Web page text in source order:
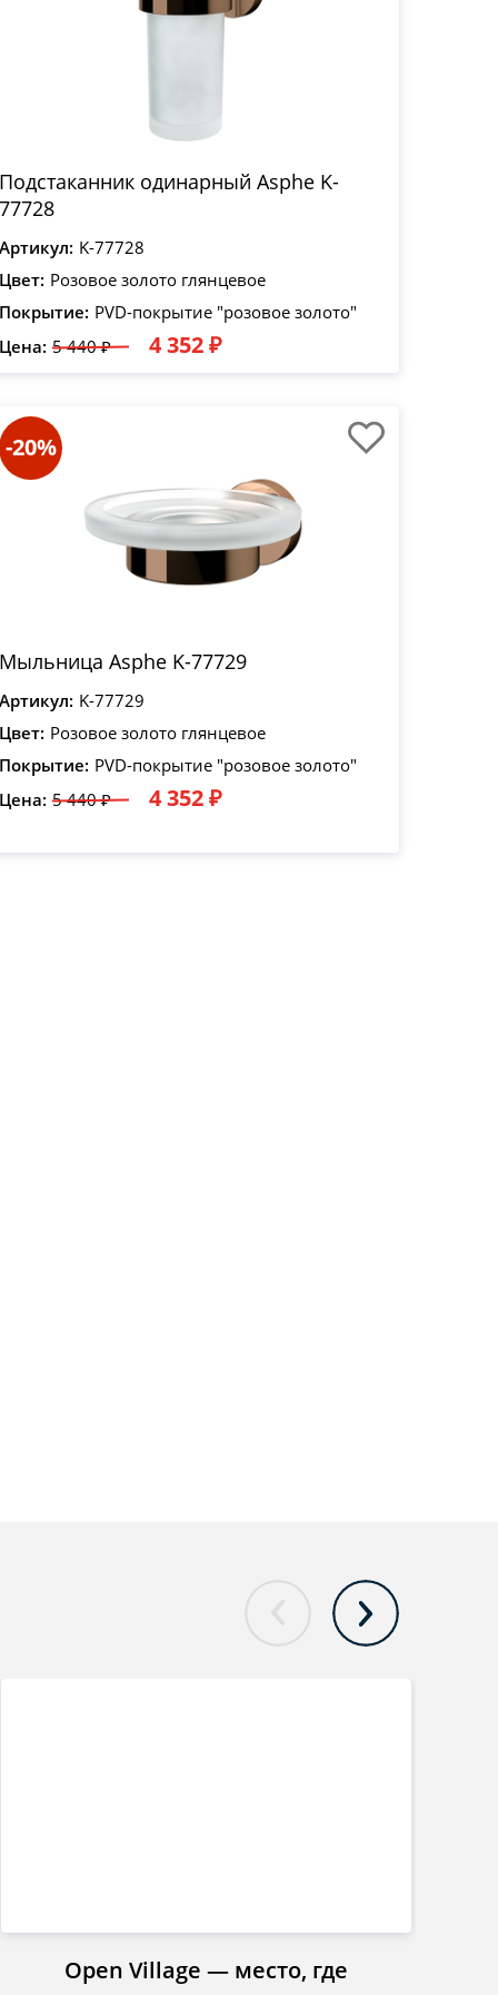
Подстаканник одинарный Asphe K-
77728
Артикул: K-77728
Цвет: Розовое золото глянцевое
Покрытие: PVD-покрытие "розовое золото"
Цена: 5 440 ₽ 4 352 ₽
-20%
Мыльница Asphe K-77729
Артикул: K-77729
Цвет: Розовое золото глянцевое
Покрытие: PVD-покрытие "розовое золото"
Цена: 5 440 ₽ 4 352 ₽
Open Village — место, где